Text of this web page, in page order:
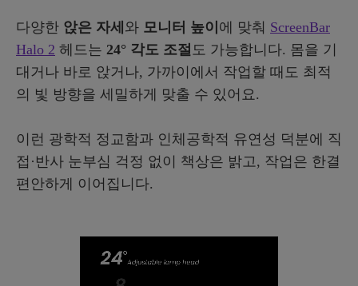
다양한 앉은 자세 와 모니터 높이 에 맞춰 ScreenBar
Halo 2 헤드는 24° 각도 조절도 가능합니다. 몸을 기
대거나 바로 앉거나, 가까이에서 작업할 때도 최적
의 빛 방향을 세밀하게 맞출 수 있어요.
이런 광학적 정교함과 인체공학적 유연성 덕분에 직
접·반사 눈부심 걱정 없이 책상은 밝고, 작업은 한결
편안하게 이어집니다.